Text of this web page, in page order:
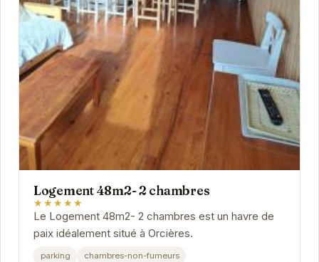
Logement 48m2- 2 chambres
★★★★★
Le Logement 48m2- 2 chambres est un havre de
paix idéalement situé à Orcières.
parking chambres-non-fumeurs